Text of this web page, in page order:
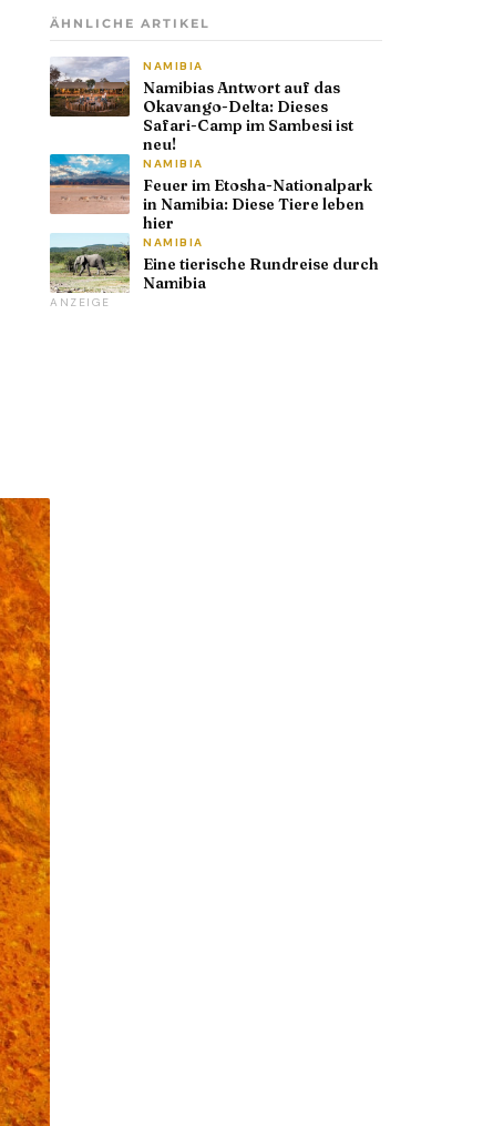
ÄHNLICHE ARTIKEL
NAMIBIA
Namibias Antwort auf das
Okavango-Delta: Dieses
Safari-Camp im Sambesi ist
neu!
NAMIBIA
Feuer im Etosha-Nationalpark
in Namibia: Diese Tiere leben
hier
NAMIBIA
Eine tierische Rundreise durch
Namibia
ANZEIGE